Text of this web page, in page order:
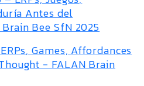
Antes del
Bee SfN 2025
Games, Affordances
- FALAN Brain